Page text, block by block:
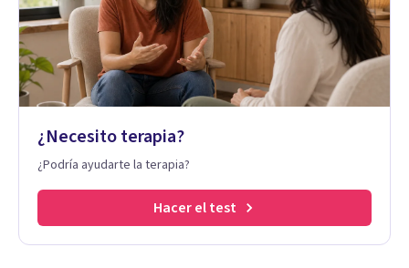
¿Necesito terapia?
¿Podría ayudarte la terapia?
Hacer el test